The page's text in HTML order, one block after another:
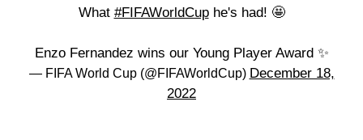
What #FIFAWorldCuphe's had! 🤩
Enzo Fernandez wins our Young Player Award ✨
— FIFA World Cup (@FIFAWorldCup) December 18,
2022